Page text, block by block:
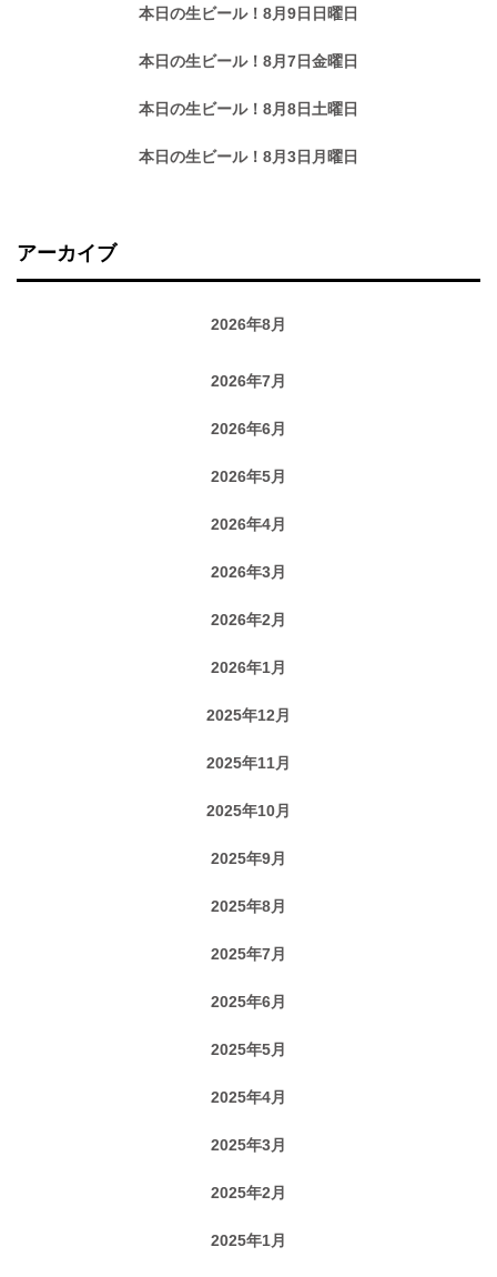
本日の生ビール！8月9日日曜日
本日の生ビール！8月7日金曜日
本日の生ビール！8月8日土曜日
本日の生ビール！8月3日月曜日
アーカイブ
2026年8月
2026年7月
2026年6月
2026年5月
2026年4月
2026年3月
2026年2月
2026年1月
2025年12月
2025年11月
2025年10月
2025年9月
2025年8月
2025年7月
2025年6月
2025年5月
2025年4月
2025年3月
2025年2月
2025年1月